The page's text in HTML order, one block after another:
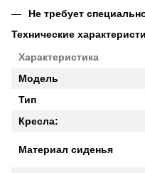
Не требует
Технические
Характеристика
Модель
Тип
Кресла:
Материал сиденья